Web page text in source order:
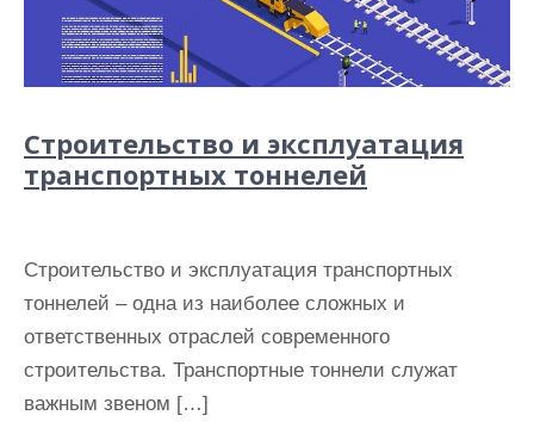
Строительство и эксплуатация
транспортных тоннелей
Строительство и эксплуатация транспортных
тоннелей – одна из наиболее сложных и
ответственных отраслей современного
строительства. Транспортные тоннели служат
важным звеном […]